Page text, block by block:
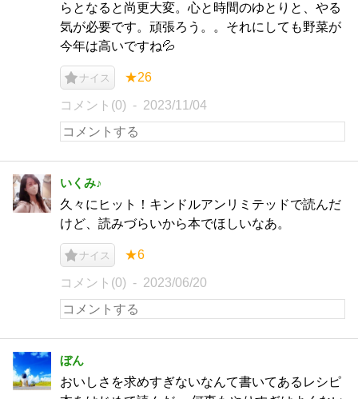
らとなると尚更大変。心と時間のゆとりと、やる
気が必要です。頑張ろう。。それにしても野菜が
今年は高いですね💦
ナイス ★26
コメント(0) 2023/11/04
いくみ♪
久々にヒット！キンドルアンリミテッドで読んだ
けど、読みづらいから本でほしいなあ。
ナイス ★6
コメント(0) 2023/06/20
ぼん
おいしさを求めすぎないなんて書いてあるレシピ